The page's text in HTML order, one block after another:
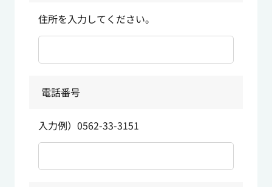
住所を入力してください。
電話番号
入力例）0562-33-3151